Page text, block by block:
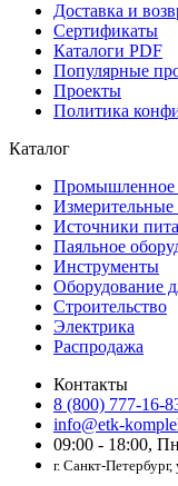
Доставка и
Сертификаты
Каталоги PDF
Популярные
Проекты
Политика
Каталог
Промышленное
Источники
Паяльное
Инструменты
Оборудование
Строительство
Электрика
Распродажа
Контакты
8 (800) 777-16-
info@etk-
09:00 - 18:00,
г. Санкт-